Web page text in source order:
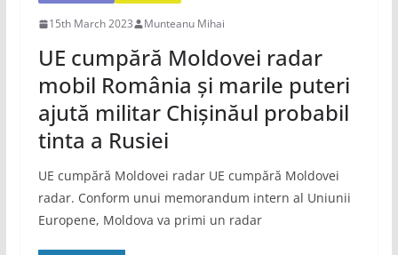
15th March 2023 Munteanu Mihai
UE cumpără Moldovei radar
mobil România și marile puteri
ajută militar Chișinăul probabil
tinta a Rusiei
UE cumpără Moldovei radar UE cumpără Moldovei
radar. Conform unui memorandum intern al Uniunii
Europene, Moldova va primi un radar